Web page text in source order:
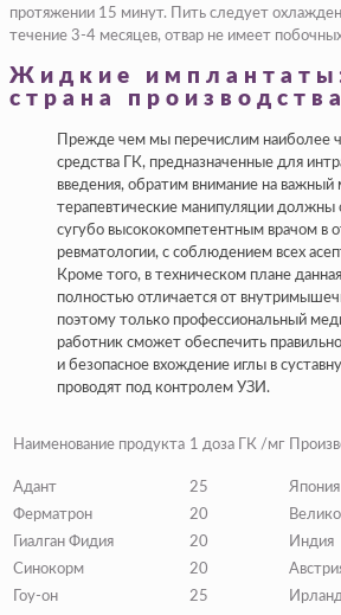
протяжении 15 минут. Пить следует
течение 3-4 месяцев, отвар не имеет
Жидкие
страна производства
Прежде чем мы перечислим наиболее
средства ГК, предназначенные для
введения, обратим внимание на важный
терапевтические манипуляции должны
сугубо высококомпетентным врачом в
ревматологии, с соблюдением всех
Кроме того, в техническом плане
полностью отличается от
поэтому только профессиональный
работник сможет обеспечить
и безопасное вхождение иглы в
проводят под контролем УЗИ.
Наименование продукта 1 доза ГК /мг
Адант 25
Япония
Ферматрон
20
Гиалган Фидия
20
Индия
Синокорм
20
Гоу-он
25